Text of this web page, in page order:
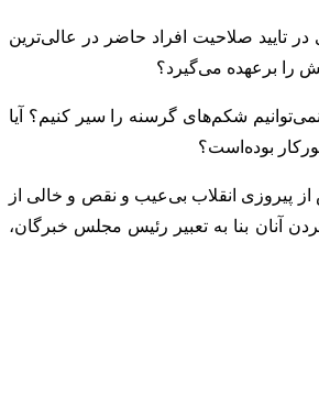
تایید صلاحیت افراد حاضر در عالی‌ترین
را برعهده می‌گیرد؟
شکم‌های گرسنه را سیر کنیم؟ آیا
بوده‌است؟
پیروزی انقلاب بی‌عیب و نقص و خالی از
آنان بنا به تعبیر رئیس مجلس خبرگان،